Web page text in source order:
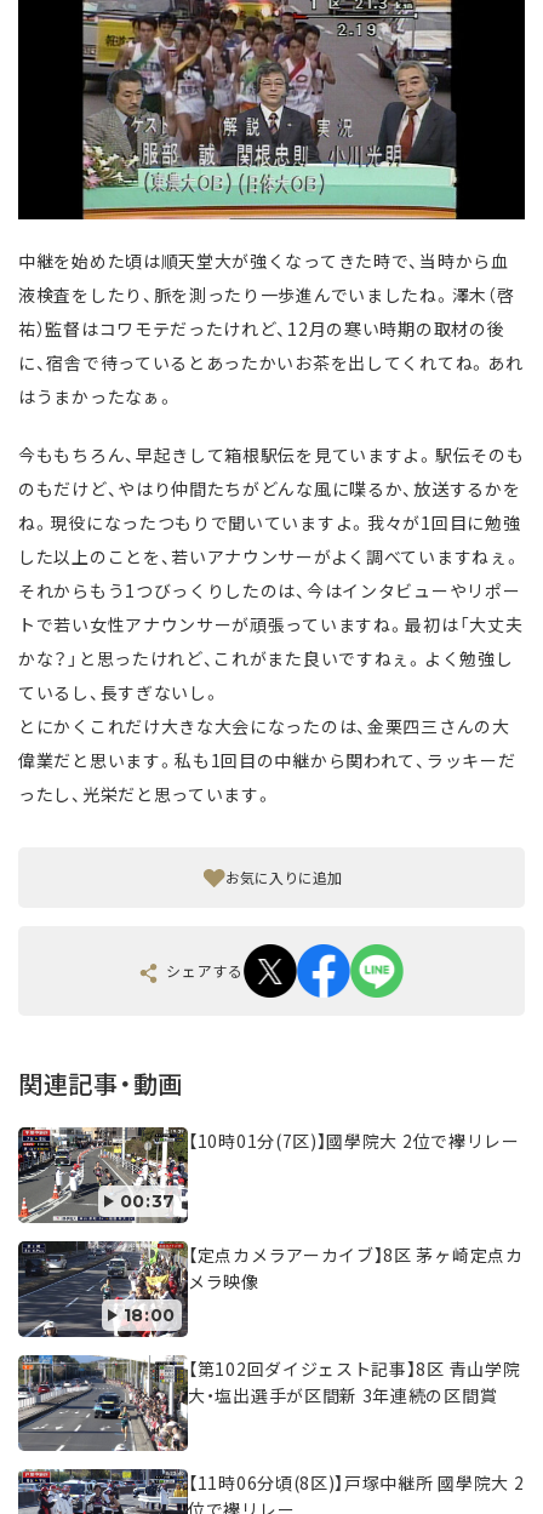
中継を始めた頃は順天堂大が強くなってきた時で、当時から血
液検査をしたり、脈を測ったり一歩進んでいましたね。澤木（啓
祐）監督はコワモテだったけれど、12月の寒い時期の取材の後
に、宿舎で待っているとあったかいお茶を出してくれてね。あれ
はうまかったなぁ。
今ももちろん、早起きして箱根駅伝を見ていますよ。駅伝そのも
のもだけど、やはり仲間たちがどんな風に喋るか、放送するかを
ね。現役になったつもりで聞いていますよ。我々が1回目に勉強
した以上のことを、若いアナウンサーがよく調べていますねぇ。
それからもう1つびっくりしたのは、今はインタビューやリポー
トで若い女性アナウンサーが頑張っていますね。最初は「大丈夫
かな？」と思ったけれど、これがまた良いですねぇ。よく勉強し
ているし、長すぎないし。
とにかくこれだけ大きな大会になったのは、金栗四三さんの大
偉業だと思います。私も1回目の中継から関われて、ラッキーだ
ったし、光栄だと思っています。
お気に入りに追加
シェアする
関連記事・動画
00:37
【10時01分(7区)】國學院大 2位で襷リレー
18:00
【定点カメラアーカイブ】8区 茅ヶ崎定点カ
メラ映像
【第102回ダイジェスト記事】8区 青山学院
大・塩出選手が区間新 3年連続の区間賞
【11時06分頃(8区)】戸塚中継所 國學院大 2